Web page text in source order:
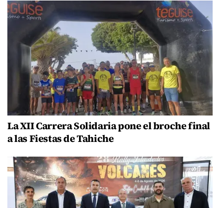
La XII Carrera Solidaria pone el broche final
a las Fiestas de Tahiche